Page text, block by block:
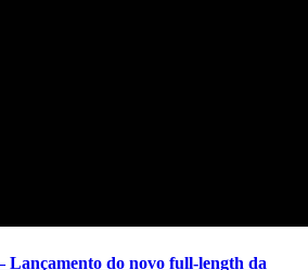
Lançamento do novo full-length da